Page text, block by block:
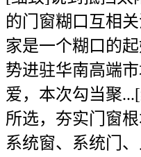
的门窗糊口互相关
家是一个糊口的
势进驻华南高端
爱，本次勾当聚
所选，夯实门窗
系统窗、系统门